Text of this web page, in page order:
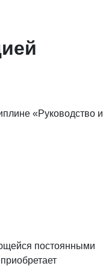
«Руководство и
постоянными